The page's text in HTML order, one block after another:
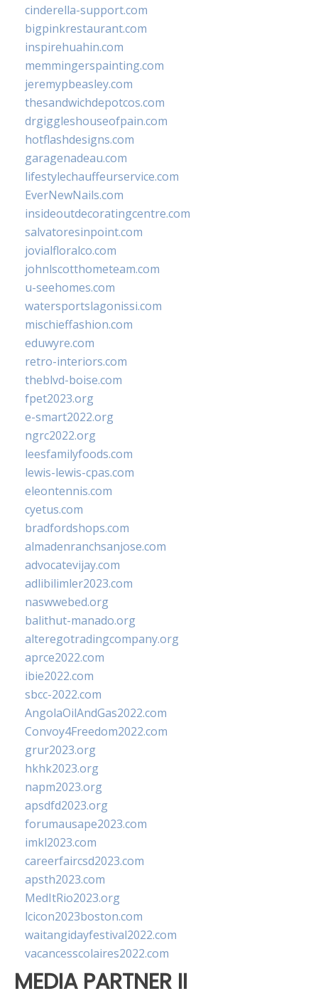
cinderella-support.com
bigpinkrestaurant.com
inspirehuahin.com
memmingerspainting.com
jeremypbeasley.com
thesandwichdepotcos.com
drgiggleshouseofpain.com
hotflashdesigns.com
garagenadeau.com
lifestylechauffeurservice.com
EverNewNails.com
insideoutdecoratingcentre.com
salvatoresinpoint.com
jovialfloralco.com
johnlscotthometeam.com
u-seehomes.com
watersportslagonissi.com
mischieffashion.com
eduwyre.com
retro-interiors.com
theblvd-boise.com
fpet2023.org
e-smart2022.org
ngrc2022.org
leesfamilyfoods.com
lewis-lewis-cpas.com
eleontennis.com
cyetus.com
bradfordshops.com
almadenranchsanjose.com
advocatevijay.com
adlibilimler2023.com
naswwebed.org
balithut-manado.org
alteregotradingcompany.org
aprce2022.com
ibie2022.com
sbcc-2022.com
AngolaOilAndGas2022.com
Convoy4Freedom2022.com
grur2023.org
hkhk2023.org
napm2023.org
apsdfd2023.org
forumausape2023.com
imkl2023.com
careerfaircsd2023.com
apsth2023.com
MedItRio2023.org
lcicon2023boston.com
waitangidayfestival2022.com
vacancesscolaires2022.com
MEDIA PARTNER II